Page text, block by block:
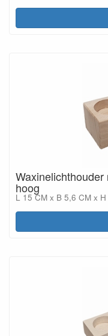
hoog
L 15 CM x B 5,6 CM x